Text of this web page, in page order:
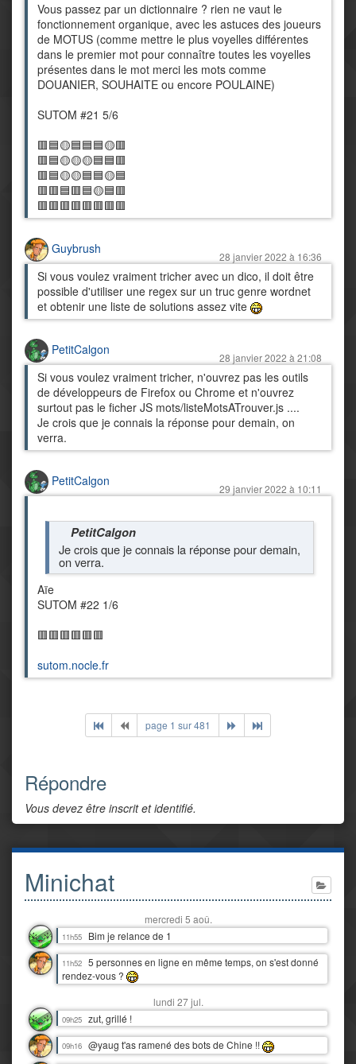
Vous passez par un dictionnaire ? rien ne vaut le
fonctionnement organique, avec les astuces des joueurs
de MOTUS (comme mettre le plus voyelles différentes
dans le premier mot pour connaître toutes les voyelles
présentes dans le mot merci les mots comme
DOUANIER, SOUHAITE ou encore POULAINE)
SUTOM #21 5/6
🟥🟦🟡🟦🟦🟦🟡🟥
🟥🟦🟡🟡🟡🟦🟦🟥
🟥🟦🟡🟡🟦🟦🟡🟦
🟥🟥🟦🟥🟦🟡🟦🟥
🟥🟥🟥🟥🟥🟥🟥🟥
Guybrush
28 janvier 2022 à 16:36
Si vous voulez vraiment tricher avec un dico, il doit être
possible d'utiliser une regex sur un truc genre wordnet
et obtenir une liste de solutions assez vite
PetitCalgon
28 janvier 2022 à 21:08
Si vous voulez vraiment tricher, n'ouvrez pas les outils
de développeurs de Firefox ou Chrome et n'ouvrez
surtout pas le ficher JS mots/listeMotsATrouver.js ....
Je crois que je connais la réponse pour demain, on
verra.
PetitCalgon
29 janvier 2022 à 10:11
PetitCalgon
Je crois que je connais la réponse pour demain,
on verra.
Aïe
SUTOM #22 1/6
🟥🟥🟥🟥🟥🟥
sutom.nocle.fr
page 1 sur 481
Répondre
Vous devez être inscrit et identifié.
Minichat
mercredi 5 aoû.
11h55 Bim je relance de 1
11h52 5 personnes en ligne en même temps, on s'est donné
rendez-vous ?
lundi 27 jul.
09h25 zut, grillé !
09h16 @yaug t'as ramené des bots de Chine !!